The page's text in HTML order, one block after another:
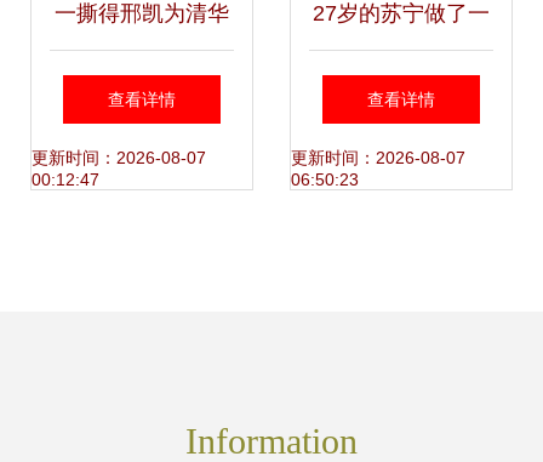
一撕得邢凯为清华
EMBA上课两小时
都说了啥？免胶带
查看详情
更新时间：2026-08-07
00:12:47
27岁的苏宁做了一
件大好事，让快递
行业越来越绿了
查看详情
更新时间：2026-08-07
06:50:23
Information